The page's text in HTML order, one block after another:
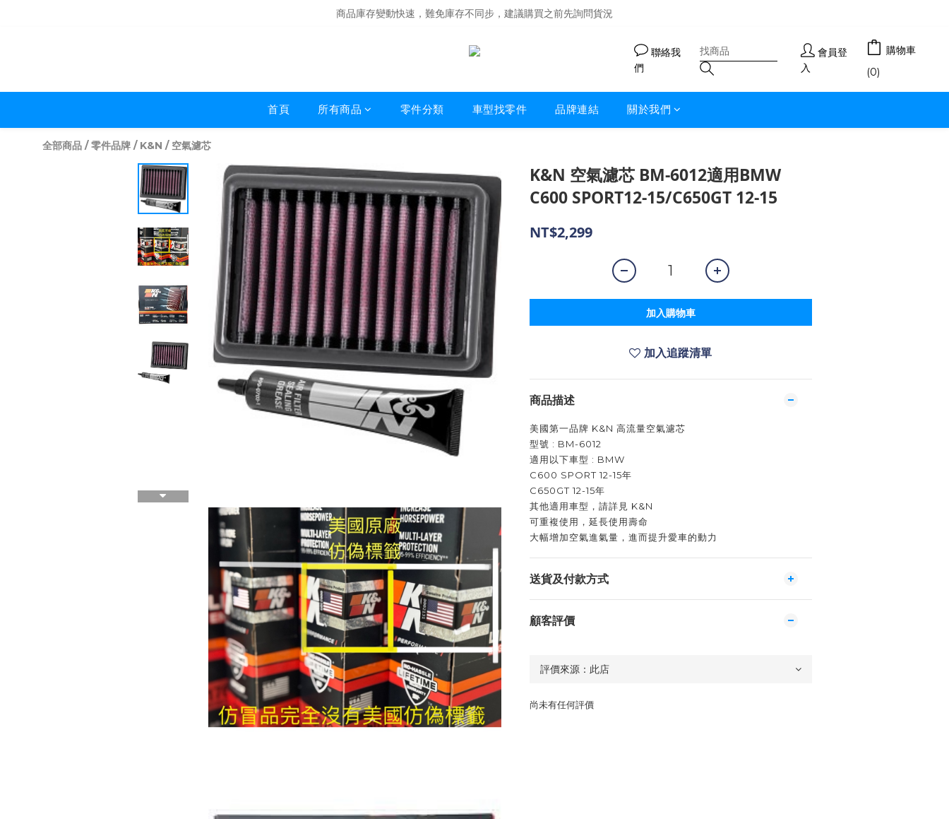
商品庫存變動快速，難免庫存不同步，建議購買之前先詢問貨況
商品庫存變動快速，難免庫存不同步，建議購買之前先詢問貨況
聯絡我
們
會員登
入
購物車
(0)
首頁 所有商品 零件分類 車型找零件 品牌連結 關於我們
全部商品 /零件品牌 / K&N / 空氣濾芯
K&N 空氣濾芯 BM-6012適用BMW
C600 SPORT12-15/C650GT 12-15
NT$2,299
加入購物車
加入追蹤清單
商品描述
美國第一品牌 K&N 高流量空氣濾芯
型號 : BM-6012
適用以下車型 : BMW
C600 SPORT 12-15年
C650GT 12-15年
其他適用車型，請詳見 K&N
可重複使用，延長使用壽命
大幅增加空氣進氣量，進而提升愛車的動力
送貨及付款方式
顧客評價
尚未有任何評價